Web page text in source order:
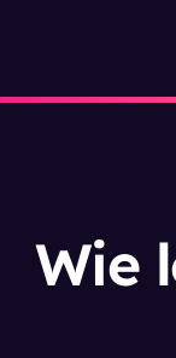
Wie